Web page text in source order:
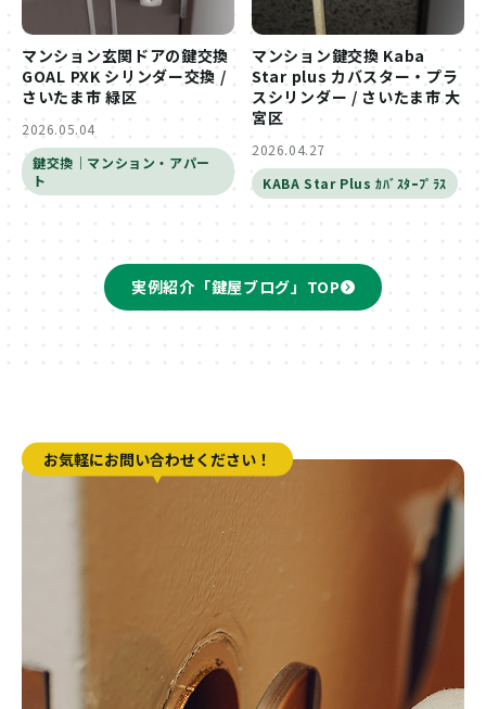
マンション玄関ドアの鍵交換
GOAL PXK シリンダー交換 /
さいたま市 緑区
2026.05.04
鍵交換｜マンション・アパー
ト
マンション鍵交換 Kaba
Star plus カバスター・プラ
スシリンダー / さいたま市 大
宮区
2026.04.27
KABA Star Plus ｶﾊﾞｽﾀｰﾌﾟﾗｽ
実例紹介「鍵屋ブログ」TOP
お気軽にお問い合わせください！